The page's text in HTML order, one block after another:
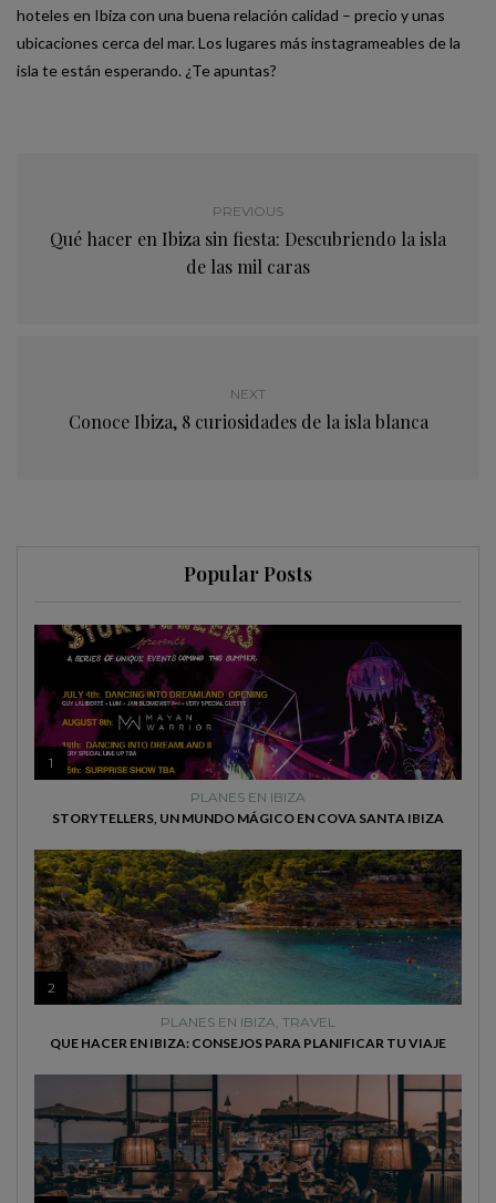
hoteles en Ibiza con una buena relación calidad – precio y unas
ubicaciones cerca del mar. Los lugares más instagrameables de la
isla te están esperando. ¿Te apuntas?
PREVIOUS
Qué hacer en Ibiza sin fiesta: Descubriendo la isla
de las mil caras
NEXT
Conoce Ibiza, 8 curiosidades de la isla blanca
Popular Posts
1
PLANES EN IBIZA
STORYTELLERS, UN MUNDO MÁGICO EN COVA SANTA IBIZA
2
PLANES EN IBIZA, TRAVEL
QUE HACER EN IBIZA: CONSEJOS PARA PLANIFICAR TU VIAJE